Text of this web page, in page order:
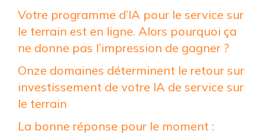
Votre programme d’IA pour le service sur
le terrain est en ligne. Alors pourquoi ça
ne donne pas l’impression de gagner ?
Onze domaines déterminent le retour sur
investissement de votre IA de service sur
le terrain
La bonne réponse pour le moment :